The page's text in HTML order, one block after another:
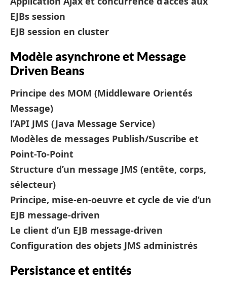
EJBs session
EJB session en cluster
Modèle asynchrone et Message
Driven Beans
Principe des MOM (Middleware Orientés
Message)
l’API JMS (Java Message Service)
Modèles de messages Publish/Suscribe et
Point-To-Point
Structure d’un message JMS (entête, corps,
sélecteur)
Principe, mise-en-oeuvre et cycle de vie d’un
EJB message-driven
Le client d’un EJB message-driven
Configuration des objets JMS administrés
Persistance et entités